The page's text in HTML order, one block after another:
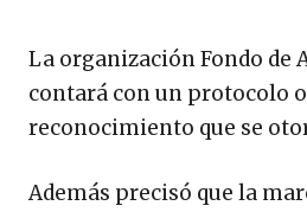
La organización Fondo de
contará con un protocolo
reconocimiento que se
Además precisó que la